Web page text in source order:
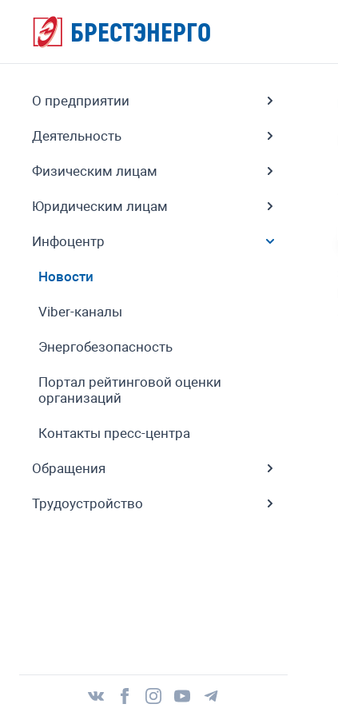
БРЕСТЭНЕРГО
О предприятии
Деятельность
Физическим лицам
Юридическим лицам
Инфоцентр
Новости
Viber-каналы
Энергобезопасность
Портал рейтинговой оценки
организаций
Контакты пресс-центра
Обращения
Трудоустройство